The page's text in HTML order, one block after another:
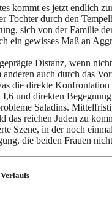
kommt es jetzt endlich
Tochter durch den
sich von der Familie
ein gewisses Maß an
Distanz, wenn
auch durch das
die direkte
und direkten
Saladins.
das reichen Juden zu
Szene, in der noch
die beiden Frauen